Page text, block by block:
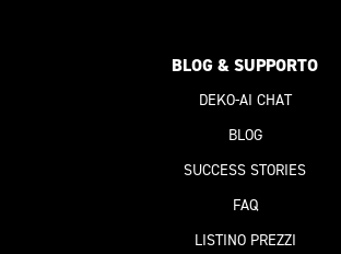
BLOG & SUPPORTO
DEKO-AI CHAT
BLOG
SUCCESS STORIES
FAQ
LISTINO PREZZI